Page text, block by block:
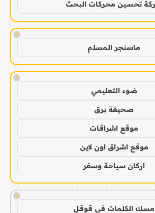
تحسين محركات البحث
!
ماسنجر المسلم
!
ضوء التعليمي
صحيفة برق
موقع اشراقات
موقع اشراق اون لاين
اركان سياحة وسفر
!
مسك الكلمات في قوقل